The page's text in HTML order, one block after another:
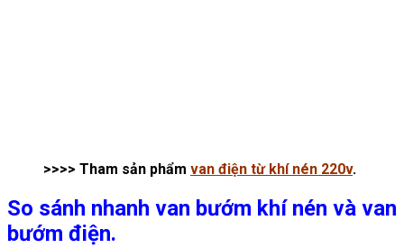
>>>> Tham sản phẩm van điện từ khí nén 220v.
So sánh nhanh van bướm khí nén và van
bướm điện.